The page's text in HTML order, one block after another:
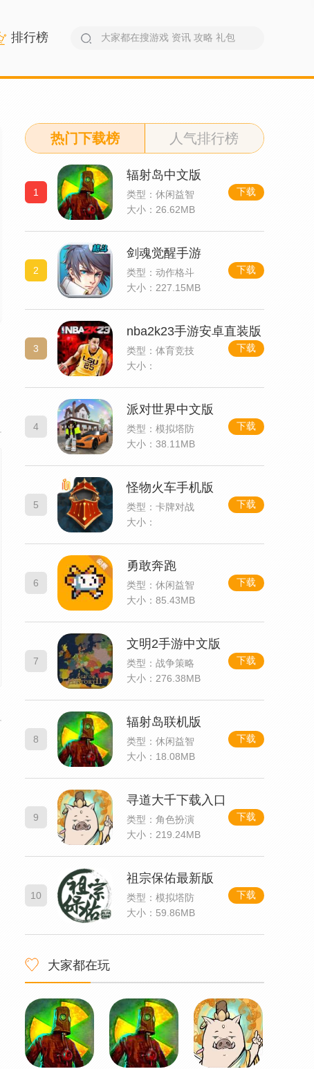
排行榜
热门下载榜 人气排行榜
1
辐射岛中文版
类型：休闲益智
大小：26.62MB
下载
2
剑魂觉醒手游
类型：动作格斗
大小：227.15MB
下载
3
nba2k23手游安卓直装版
类型：体育竞技
大小：
下载
4
派对世界中文版
类型：模拟塔防
大小：38.11MB
下载
5
怪物火车手机版
类型：卡牌对战
大小：
下载
6
勇敢奔跑
类型：休闲益智
大小：85.43MB
下载
7
文明2手游中文版
类型：战争策略
大小：276.38MB
下载
8
辐射岛联机版
类型：休闲益智
大小：18.08MB
下载
9
寻道大千下载入口
类型：角色扮演
大小：219.24MB
下载
10
祖宗保佑最新版
类型：模拟塔防
大小：59.86MB
下载
大家都在玩